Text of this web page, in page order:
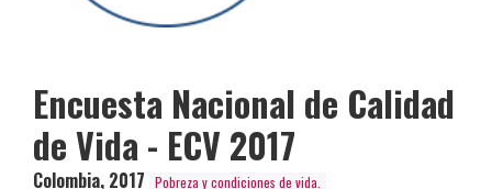
Encuesta Nacional de Calidad
de Vida - ECV 2017
Colombia, 2017 Pobreza y condiciones de vida.